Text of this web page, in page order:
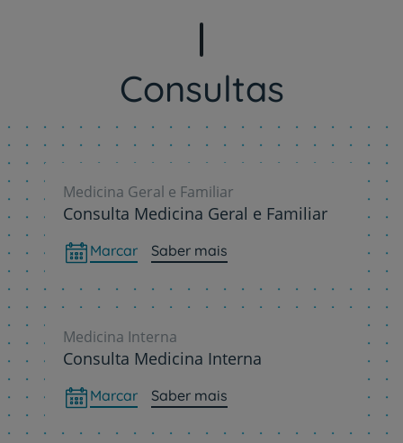
Consultas
Medicina Geral e Familiar
Consulta Medicina Geral e Familiar
Marcar Saber mais
Medicina Interna
Consulta Medicina Interna
Marcar Saber mais